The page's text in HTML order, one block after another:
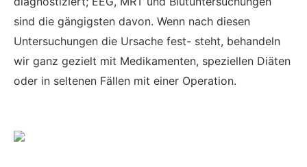
sind die gängigsten davon. Wenn nach diesen
Untersuchungen die Ursache fest- steht, behandeln
wir ganz gezielt mit Medikamenten, speziellen Diäten
oder in seltenen Fällen mit einer Operation.